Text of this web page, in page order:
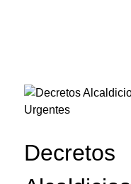
Decretos